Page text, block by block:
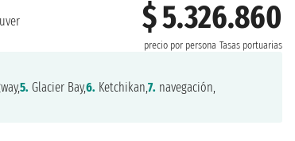
$ 5.326.860
precio por persona Tasas portuarias
5. Glacier Bay,6. Ketchikan,7. navegación,